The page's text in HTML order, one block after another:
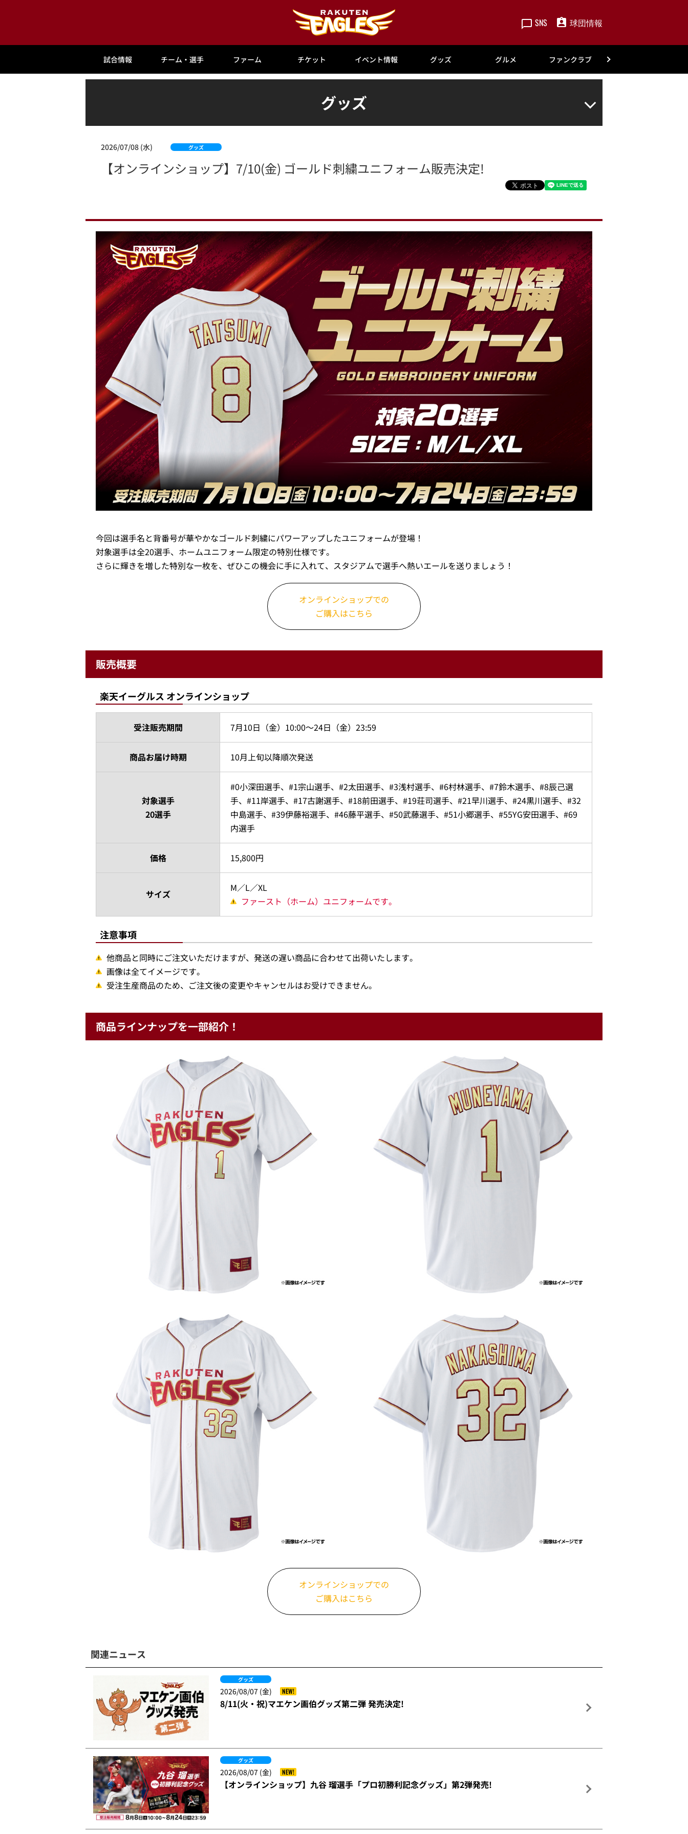
SNS 球団情報
試合情報 チーム・選手 ファーム チケット イベント情報 グッズ グルメ ファンクラブ
グッズ
2026/07/08 (水) グッズ
【オンラインショップ】7/10(金) ゴールド刺繍ユニフォーム販売決定!
今回は選手名と背番号が華やかなゴールド刺繍にパワーアップしたユニフォームが登場！
対象選手は全20選手、ホームユニフォーム限定の特別仕様です。
さらに輝きを増した特別な一枚を、ぜひこの機会に手に入れて、スタジアムで選手へ熱いエールを送りましょう！
オンラインショップでの
ご購入はこちら
販売概要
楽天イーグルス オンラインショップ
受注販売期間 7月10日（金）10:00～24日（金）23:59
商品お届け時期 10月上旬以降順次発送
対象選手
20選手
#0小深田選手、#1宗山選手、#2太田選手、#3浅村選手、#6村林選手、#7鈴木選手、#8辰己選
手、#11岸選手、#17古謝選手、#18前田選手、#19荘司選手、#21早川選手、#24黒川選手、#32
中島選手、#39伊藤裕選手、#46藤平選手、#50武藤選手、#51小郷選手、#55YG安田選手、#69
内選手
価格 15,800円
サイズ
M／L／XL
ファースト（ホーム）ユニフォームです。
注意事項
他商品と同時にご注文いただけますが、発送の遅い商品に合わせて出荷いたします。
画像は全てイメージです。
受注生産商品のため、ご注文後の変更やキャンセルはお受けできません。
商品ラインナップを一部紹介！
オンラインショップでの
ご購入はこちら
関連ニュース
グッズ
2026/08/07 (金) NEW!
8/11(火・祝)マエケン画伯グッズ第二弾 発売決定!
グッズ
2026/08/07 (金) NEW!
【オンラインショップ】九谷 瑠選手「プロ初勝利記念グッズ」第2弾発売!